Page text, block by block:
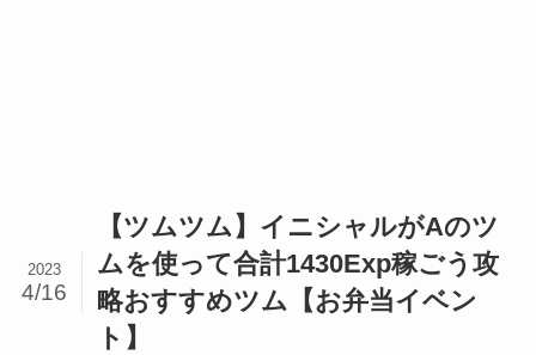
【ツムツム】イニシャルがAのツ
ムを使って合計1430Exp稼ごう攻
略おすすめツム【お弁当イベン
ト】
2023
4/16